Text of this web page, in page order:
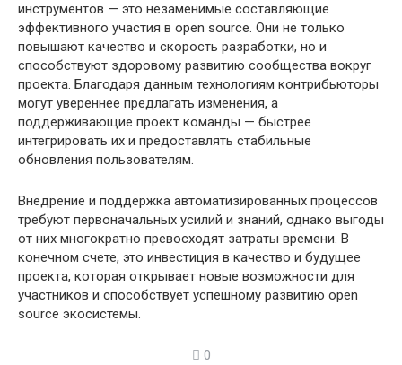
инструментов — это незаменимые составляющие
эффективного участия в open source. Они не только
повышают качество и скорость разработки, но и
способствуют здоровому развитию сообщества вокруг
проекта. Благодаря данным технологиям контрибьюторы
могут увереннее предлагать изменения, а
поддерживающие проект команды — быстрее
интегрировать их и предоставлять стабильные
обновления пользователям.
Внедрение и поддержка автоматизированных процессов
требуют первоначальных усилий и знаний, однако выгоды
от них многократно превосходят затраты времени. В
конечном счете, это инвестиция в качество и будущее
проекта, которая открывает новые возможности для
участников и способствует успешному развитию open
source экосистемы.
0